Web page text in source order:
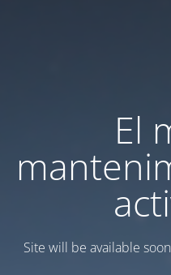
El
Site will be available